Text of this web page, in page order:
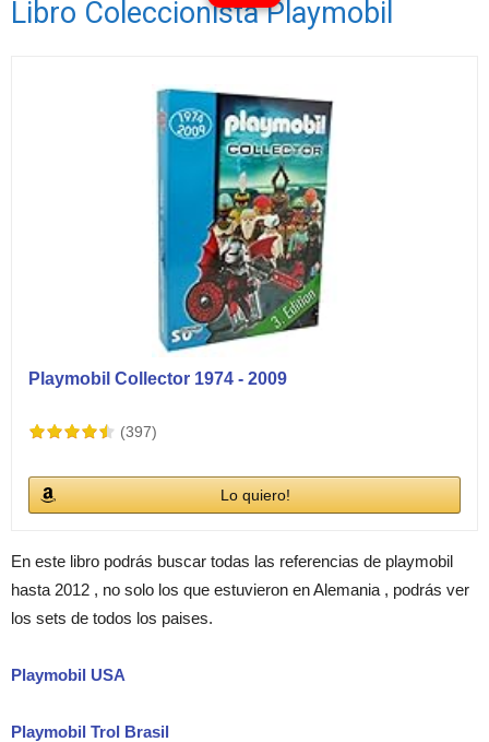
Libro Coleccionista Playmobil
Playmobil Collector 1974 - 2009
(397)
Lo quiero!
En este libro podrás buscar todas las referencias de playmobil
hasta 2012 , no solo los que estuvieron en Alemania , podrás ver
los sets de todos los paises.
Playmobil USA
Playmobil Trol Brasil